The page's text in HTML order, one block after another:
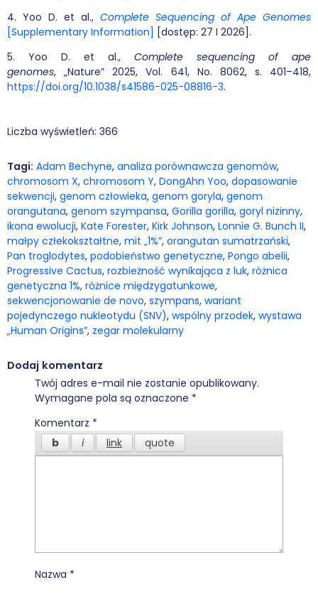
4. Yoo D. et al., Complete Sequencing of Ape Genomes
[Supplementary Information] [dostęp: 27 I 2026].
5. Yoo D. et al., Complete sequencing of ape
genomes, „Nature” 2025, Vol. 641, No. 8062, s. 401–418,
https://doi.org/10.1038/s41586-025-08816-3.
Liczba wyświetleń: 366
Tagi: Adam Bechyne, analiza porównawcza genomów,
chromosom X, chromosom Y, DongAhn Yoo, dopasowanie
sekwencji, genom człowieka, genom goryla, genom
orangutana, genom szympansa, Gorilla gorilla, goryl nizinny,
ikona ewolucji, Kate Forester, Kirk Johnson, Lonnie G. Bunch II,
małpy człekokształtne, mit „1%”, orangutan sumatrzański,
Pan troglodytes, podobieństwo genetyczne, Pongo abelii,
Progressive Cactus, rozbieżność wynikająca z luk, różnica
genetyczna 1%, różnice międzygatunkowe,
sekwencjonowanie de novo, szympans, wariant
pojedynczego nukleotydu (SNV), wspólny przodek, wystawa
„Human Origins”, zegar molekularny
Dodaj komentarz
Twój adres e-mail nie zostanie opublikowany.
Wymagane pola są oznaczone *
Komentarz *
Nazwa *